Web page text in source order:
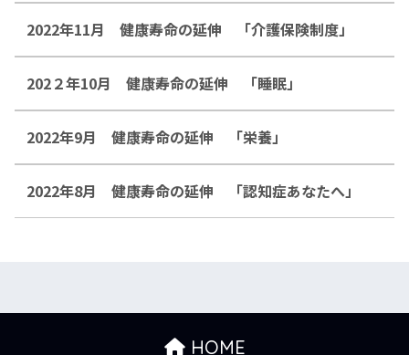
2022年11月 健康寿命の延伸 「介護保険制度」
202２年10月 健康寿命の延伸 「睡眠」
2022年9月 健康寿命の延伸 「栄養」
2022年8月 健康寿命の延伸 「認知症あなたへ」
HOME